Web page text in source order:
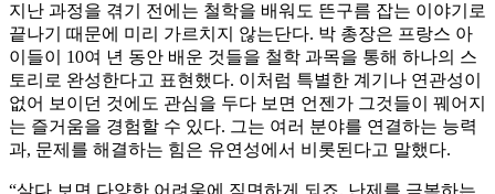
지난 과정을 겪기 전에는 철학을 배워도 뜬구름 잡는 이야기로
끝나기 때문에 미리 가르치지 않는단다. 박 총장은 프랑스 아
이들이 10여 년 동안 배운 것들을 철학 과목을 통해 하나의 스
토리로 완성한다고 표현했다. 이처럼 특별한 계기나 연관성이
없어 보이던 것에도 관심을 두다 보면 언젠가 그것들이 꿰어지
는 즐거움을 경험할 수 있다. 그는 여러 분야를 연결하는 능력
과, 문제를 해결하는 힘은 유연성에서 비롯된다고 말했다.